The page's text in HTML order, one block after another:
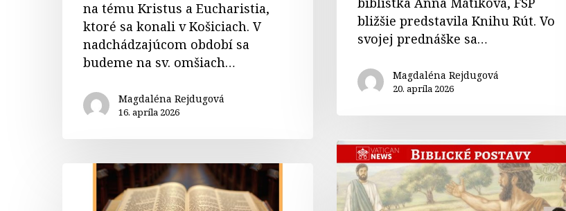
bližšie predstavila Knihu Rút. Vo
svojej prednáške sa…
Magdaléna Rejdugová
20. apríla 2026
na tému Kristus a Eucharistia,
ktoré sa konali v Košiciach. V
nadchádzajúcom období sa
budeme na sv. omšiach…
Magdaléna Rejdugová
16. apríla 2026
34.
Biblické
postavy:
Abrahám
lektorov